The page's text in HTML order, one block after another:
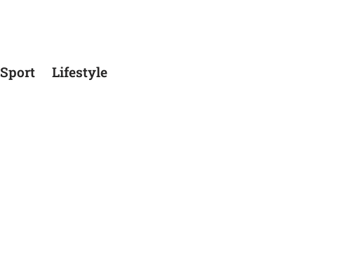
Sport Lifestyle